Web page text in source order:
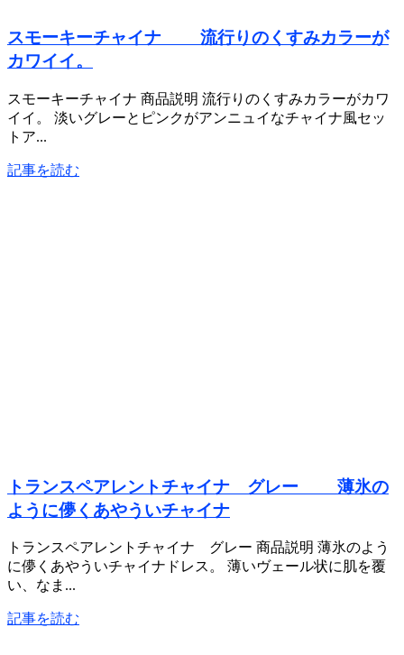
スモーキーチャイナ 流行りのくすみカラーが
カワイイ。
スモーキーチャイナ 商品説明 流行りのくすみカラーがカワ
イイ。 淡いグレーとピンクがアンニュイなチャイナ風セッ
トア...
記事を読む
トランスペアレントチャイナ グレー 薄氷の
ように儚くあやういチャイナ
トランスペアレントチャイナ グレー 商品説明 薄氷のよう
に儚くあやういチャイナドレス。 薄いヴェール状に肌を覆
い、なま...
記事を読む